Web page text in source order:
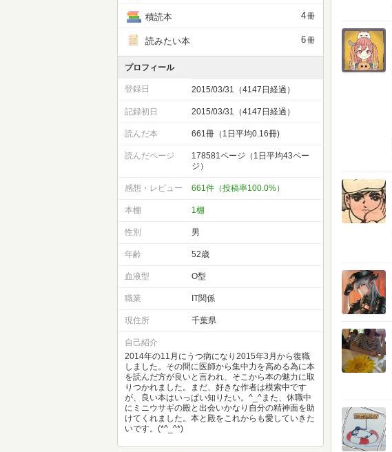
積読本 4冊
読みたい本 6冊
プロフィール
登録日 2015/03/31（4147日経過）
記録初日 2015/03/31（4147日経過）
読んだ本 661冊（1日平均0.16冊)
読んだページ
178581ページ（1日平均43ペー
ジ）
感想・レビュー 661件（投稿率100.0%）
本棚 1棚
性別 男
年齢 52歳
血液型 O型
職業 IT関係
現住所 千葉県
自己紹介
2014年の11月にうつ病になり2015年3月から復職
しました。その間に医師から集中力を高める為に本
を読んだ方が良いと言われ、そこから本の魅力に取
りつかれました。まだ、好きな作者は模索中です
が、良い本はいっぱい知りたい。^_^また、休職中
にミニウサギの殿と出会いかなり自分の精神面を助
けてくれました。本と殿をこれからも愛していきた
いです。(*^_^*)